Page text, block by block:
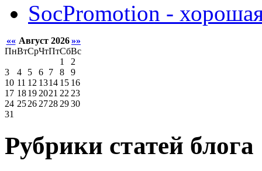
SocPromotion -
«« Август 2026 »»
ПнВтСрЧтПтСбВс
1
2
3
4 5 6 7 8
9
10 11 12 1314 15 16
17 1819 2021 22 23
24 2526 2728 2930
31
Рубрики статей блога